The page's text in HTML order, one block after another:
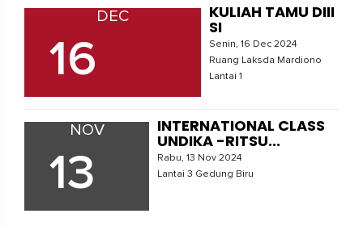
DEC
16
KULIAH TAMU DIII
SI
Senin, 16 Dec 2024
Ruang Laksda Mardiono
Lantai 1
NOV
13
INTERNATIONAL CLASS
UNDIKA -RITSU...
Rabu, 13 Nov 2024
Lantai 3 Gedung Biru